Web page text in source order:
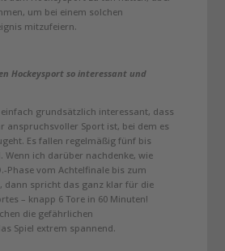
um bei einem solchen
mitzufeiern.
Hockeysport so interessant und
grundsätzlich interessant, dass
anspruchsvoller Sport ist, bei dem es
Es fallen regelmäßig fünf bis
Wenn ich darüber nachdenke, wie
Phase vom Achtelfinale bis zum
dann spricht das ganz klar für die
– knapp 6 Tore in 60 Minuten!
die gefährlichen
Spiel extrem spannend.